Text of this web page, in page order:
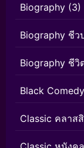
Biography (3)
Biography ชีว
Biography ชีวิ
Black Comedy
Classic คลาส